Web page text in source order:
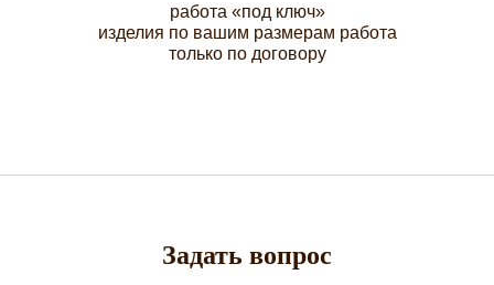
работа «под ключ»
изделия по вашим размерам работа
только по договору
Задать вопрос